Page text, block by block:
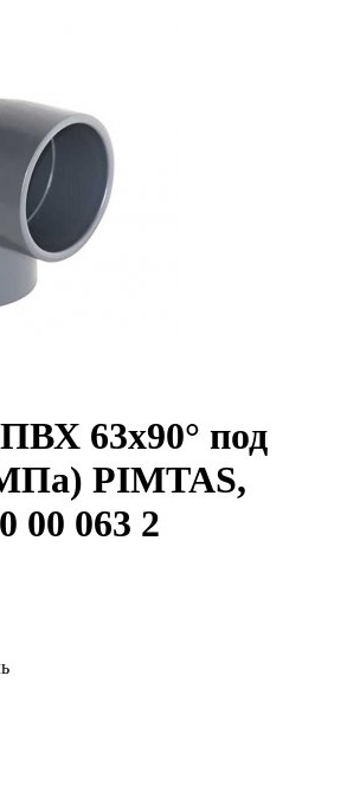
63х90° под
PIMTAS,
00 063 2